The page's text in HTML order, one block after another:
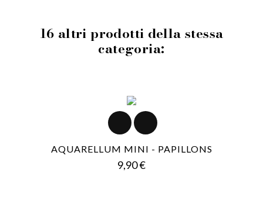
16 altri prodotti della stessa
categoria:
AQUARELLUM MINI - PAPILLONS
9,90 €Prezzo